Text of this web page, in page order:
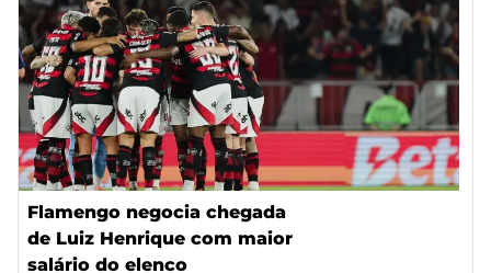
Flamengo negocia chegada
de Luiz Henrique com maior
salário do elenco